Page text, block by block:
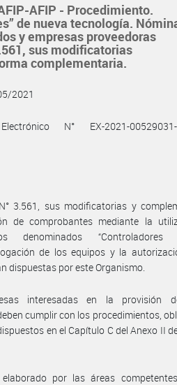
AFIP - Procedimiento.
de nueva tecnología.
y empresas proveedoras
sus modificatorias
complementaria.
2021
N° EX-2021-
3.561, sus modificatorias y
de comprobantes mediante la
denominados “Controladores
de los equipos y la
dispuestas por este Organismo.
interesadas en la provisión
cumplir con los procedimientos,
en el Capítulo C del Anexo II
por las áreas